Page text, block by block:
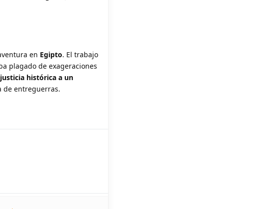
en Egipto. El trabajo
plagado de exageraciones
justicia histórica a un
de entreguerras.